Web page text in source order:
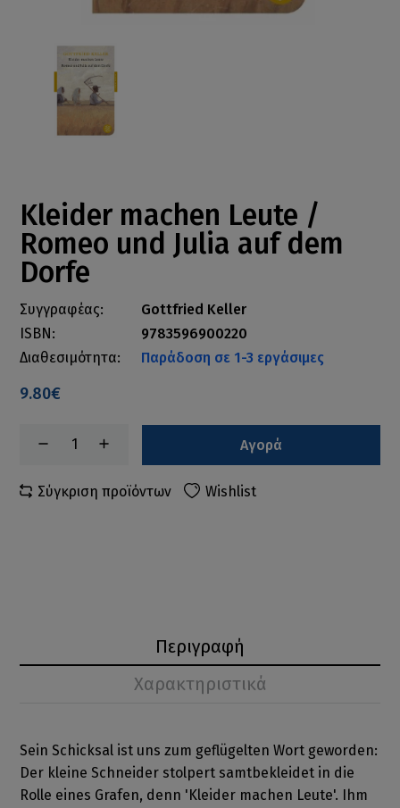
Kleider machen Leute /
Romeo und Julia auf dem
Dorfe
Συγγραφέας:
Gottfried Keller
ISBN:
9783596900220
Διαθεσιμότητα:
Παράδοση σε 1-3 εργάσιμες
9.80€
Αγορά
Σύγκριση προϊόντων Wishlist
Περιγραφή
Χαρακτηριστικά
Sein Schicksal ist uns zum geflügelten Wort geworden:
Der kleine Schneider stolpert samtbekleidet in die
Rolle eines Grafen, denn 'Kleider machen Leute'. Ihm